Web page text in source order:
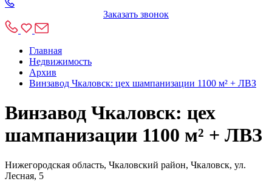
Заказать звонок
Главная
Недвижимость
Архив
Винзавод Чкаловск: цех шампанизации 1100 м² + ЛВЗ
Винзавод Чкаловск: цех
шампанизации 1100 м² + ЛВЗ
Нижегородская область, Чкаловский район, Чкаловск, ул.
Лесная, 5